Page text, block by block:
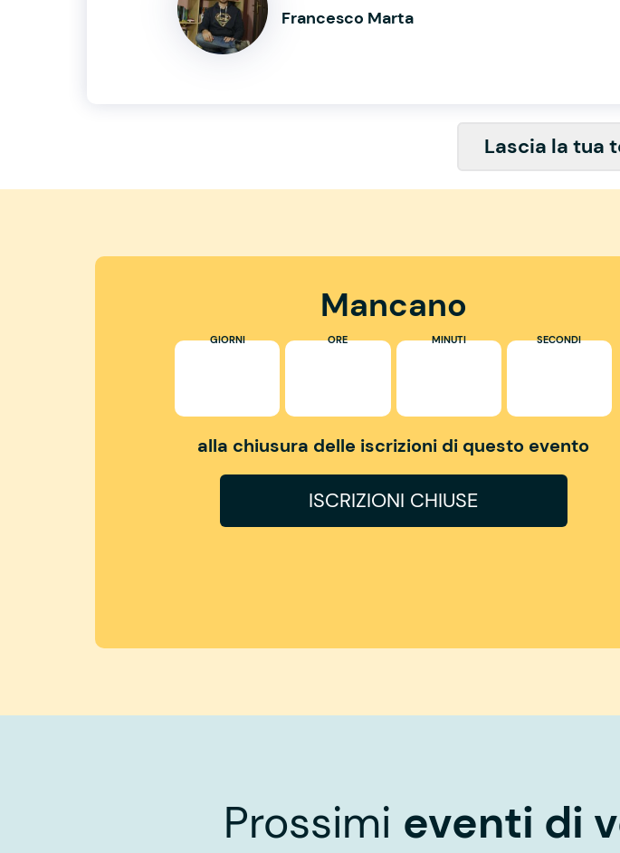
Francesco Marta
Lascia la tua
Mancano
GIORNI ORE MINUTI SECONDI
alla chiusura delle iscrizioni di questo evento
ISCRIZIONI CHIUSE
Prossimi eventi di